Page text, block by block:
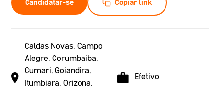
Candidatar-se Copiar link
Caldas Novas, Campo
Alegre, Corumbaiba,
Cumari, Goiandira,
Itumbiara, Orizona,
Efetivo